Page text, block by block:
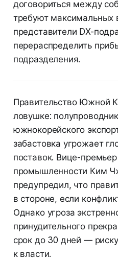
договориться между
требуют максимальных
представители DX-
перераспределить
подразделения.
Правительство Южной
ловушке:
южнокорейского
забастовка угрожает
поставок. Вице-
промышленности Ким
предупредил, что
в стороне, если
Однако угроза
принудительного
срок до 30 дней —
к власти.